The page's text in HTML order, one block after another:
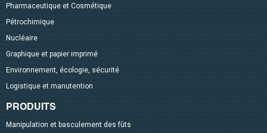
Pharmaceutique et Cosmétique
Pétrochimique
Nucléaire
Graphique et papier imprimé
Environnement, écologie, sécurité
Logistique et manutention
PRODUITS
Manipulation et basculement des fûts